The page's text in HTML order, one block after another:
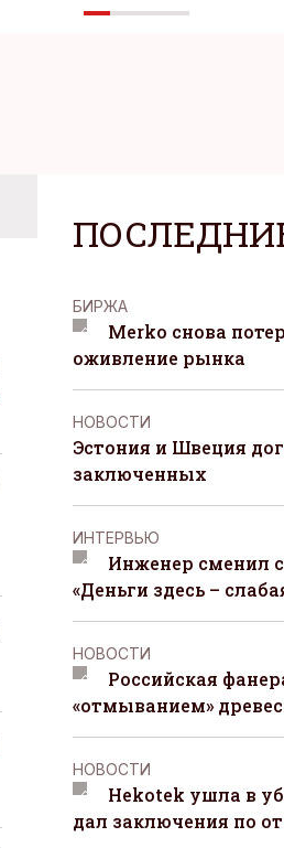
БИРЖА
Merko снова
оживление рынка
НОВОСТИ
Эстония и Швеция
заключенных
ИНТЕРВЬЮ
Инженер сменил
«Деньги здесь –
НОВОСТИ
Российская
«отмыванием»
НОВОСТИ
Hekotek ушла в
дал заключения по